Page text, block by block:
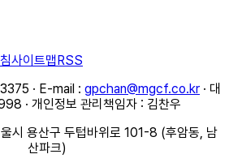
사이트맵 RSS
· E-mail : gpchan@mgcf.co.kr · 대
· 개인정보 관리책임자 : 김찬우
시 용산구 두텁바위로 101-8 (후암동, 남
산파크)